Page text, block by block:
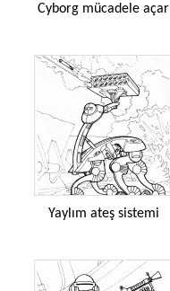
Cyborg mücadele açar
Yaylım ateş sistemi